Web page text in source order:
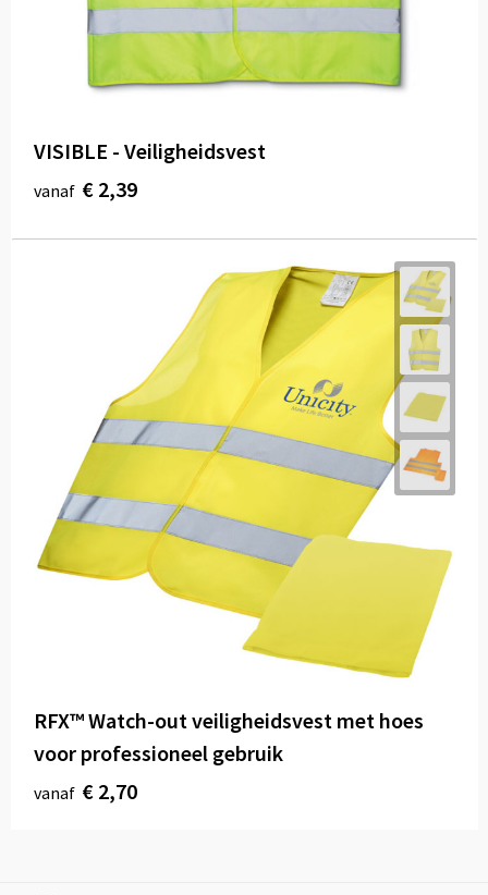
VISIBLE - Veiligheidsvest
vanaf € 2,39
RFX™ Watch-out veiligheidsvest met hoes
voor professioneel gebruik
vanaf € 2,70